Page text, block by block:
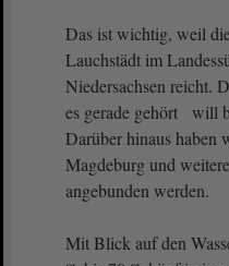
Das ist wichtig, weil
Lauchstädt im
Niedersachsen reicht.
es gerade gehört will
Darüber hinaus haben
Magdeburg und
angebunden werden.
Mit Blick auf den